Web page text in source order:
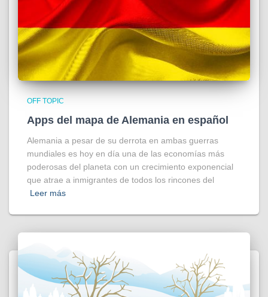
OFF TOPIC
Apps del mapa de Alemania en español
Alemania a pesar de su derrota en ambas guerras
mundiales es hoy en día una de las economías más
poderosas del planeta con un crecimiento exponencial
que atrae a inmigrantes de todos los rincones del
Leer más